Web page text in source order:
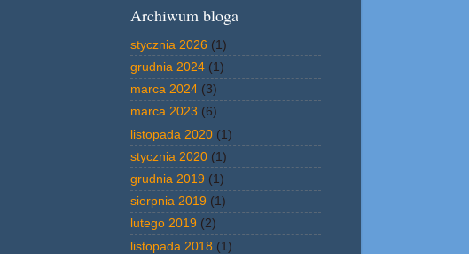
Archiwum bloga
stycznia 2026 (1)
grudnia 2024 (1)
marca 2024 (3)
marca 2023 (6)
listopada 2020 (1)
stycznia 2020 (1)
grudnia 2019 (1)
sierpnia 2019 (1)
lutego 2019 (2)
listopada 2018 (1)